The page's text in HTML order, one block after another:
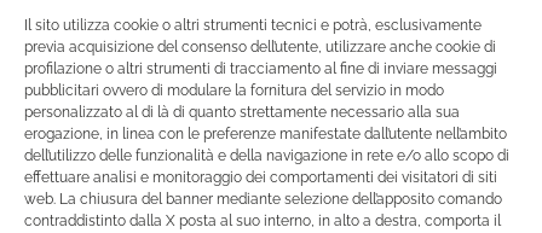
Il sito utilizza cookie o altri strumenti tecnici e potrà, esclusivamente
previa acquisizione del consenso dell’utente, utilizzare anche cookie di
profilazione o altri strumenti di tracciamento al fine di inviare messaggi
pubblicitari ovvero di modulare la fornitura del servizio in modo
personalizzato al di là di quanto strettamente necessario alla sua
erogazione, in linea con le preferenze manifestate dall’utente nell’ambito
dell’utilizzo delle funzionalità e della navigazione in rete e/o allo scopo di
effettuare analisi e monitoraggio dei comportamenti dei visitatori di siti
web. La chiusura del banner mediante selezione dell’apposito comando
contraddistinto dalla X posta al suo interno, in alto a destra, comporta il
Documenti
Trasparenza L.R. 23/2012, art. 15
Privacy policy
Cookie policy